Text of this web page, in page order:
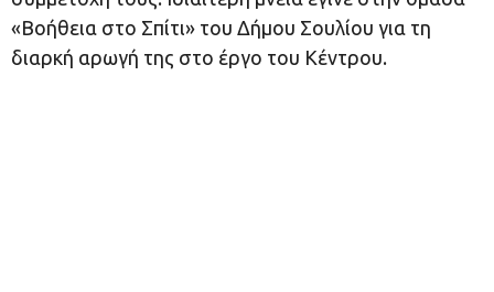
«Βοήθεια στο Σπίτι» του Δήμου Σουλίου για τη
διαρκή αρωγή της στο έργο του Κέντρου.